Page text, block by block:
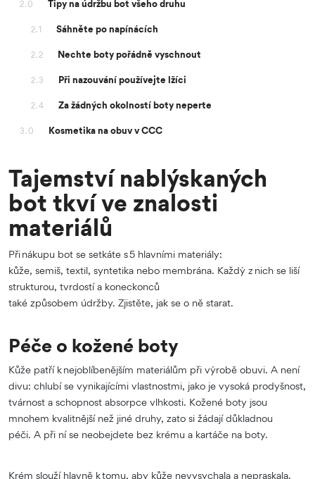
2.0 Tipy na údržbu bot všeho druhu
2.1 Sáhněte po napínácích
2.2 Nechte boty pořádně vyschnout
2.3 Při nazouvání používejte lžíci
2.4 Za žádných okolností boty neperte
3.0 Kosmetika na obuv v CCC
Tajemství nablýskaných
bot tkví ve znalosti
materiálů
Při nákupu bot se setkáte s 5 hlavními materiály:
kůže, semiš, textil, syntetika nebo membrána. Každý z nich se liší
strukturou, tvrdostí a koneckonců
také způsobem údržby. Zjistěte, jak se o ně starat.
Péče o kožené boty
Kůže patří k nejoblíbenějším materiálům při výrobě obuvi. A není
divu: chlubí se vynikajícími vlastnostmi, jako je vysoká prodyšnost,
tvárnost a schopnost absorpce vlhkosti. Kožené boty jsou
mnohem kvalitnější než jiné druhy, zato si žádají důkladnou
péči. A při ní se neobejdete bez krému a kartáče na boty.
Krém slouží hlavně k tomu, aby kůže nevysychala a nepraskala.